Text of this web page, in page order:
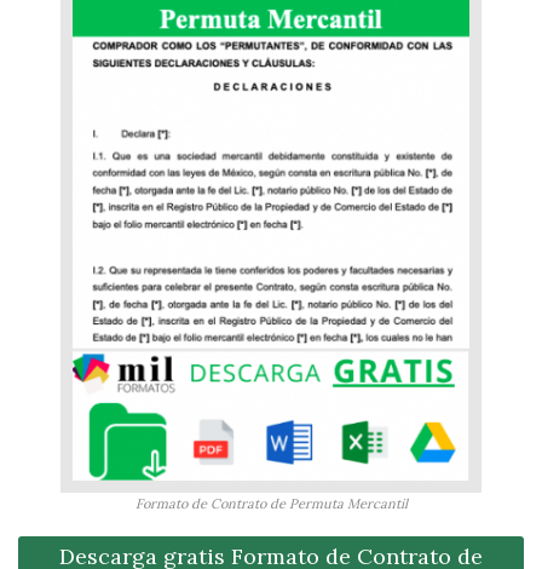
Formato de Contrato de Permuta Mercantil
Descarga gratis Formato de Contrato de